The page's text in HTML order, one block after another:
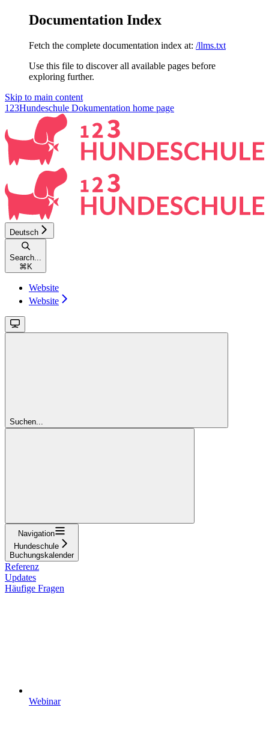
Documentation Index
Fetch the complete documentation index at: /llms.txt
Use this file to discover all available pages before
exploring further.
Skip to main content
123Hundeschule Dokumentation home page
Deutsch
Search...
⌘ K
Website
Website
Suchen...
Navigation
Hundeschule
Buchungskalender
Referenz
Updates
Häufige Fragen
Webinar